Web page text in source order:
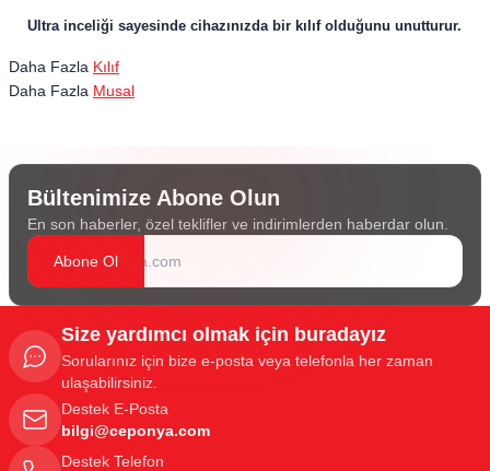
Ultra inceliği sayesinde cihazınızda bir kılıf olduğunu unutturur.
Daha Fazla Kılıf
Daha Fazla Musal
Bültenimize Abone Olun
En son haberler, özel teklifler ve indirimlerden haberdar olun.
Abone Ol
Size yardımcı olmak için buradayız
Sorularınız için bize e-posta veya telefonla her zaman
ulaşabilirsiniz.
Destek E-Posta
bilgi@ceponya.com
Destek Telefon